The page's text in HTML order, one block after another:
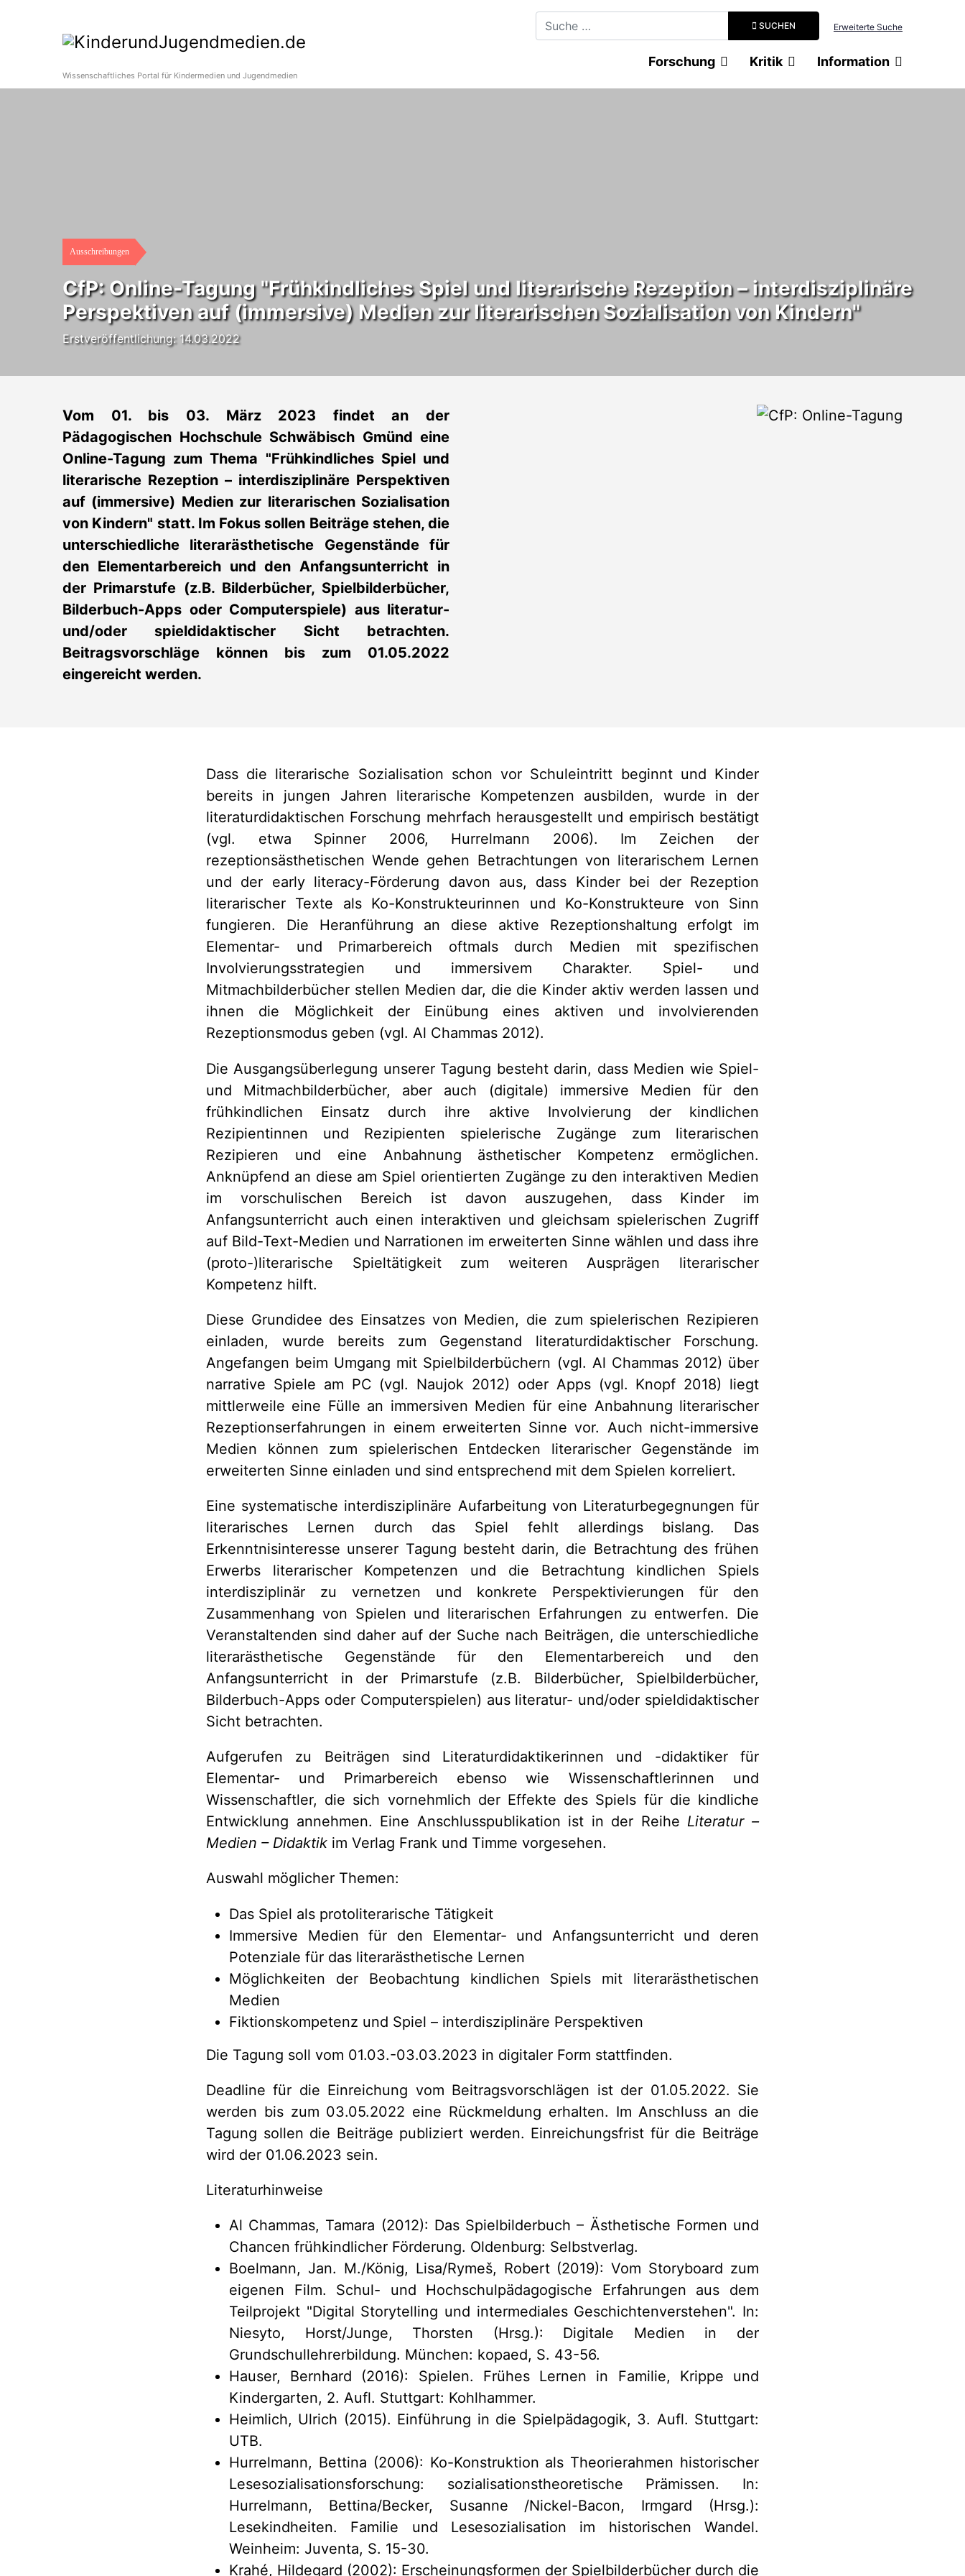
SUCHEN Erweiterte Suche
Wissenschaftliches Portal für Kindermedien und Jugendmedien
Forschung Kritik Information
Ausschreibungen
CfP: Online-Tagung "Frühkindliches Spiel und literarische Rezeption – interdisziplinäre
Perspektiven auf (immersive) Medien zur literarischen Sozialisation von Kindern"
Erstveröffentlichung: 14.03.2022
Vom 01. bis 03. März 2023 findet an der
Pädagogischen Hochschule Schwäbisch Gmünd eine
Online-Tagung zum Thema "Frühkindliches Spiel und
literarische Rezeption – interdisziplinäre Perspektiven
auf (immersive) Medien zur literarischen Sozialisation
von Kindern" statt. Im Fokus sollen Beiträge stehen, die
unterschiedliche literarästhetische Gegenstände für
den Elementarbereich und den Anfangsunterricht in
der Primarstufe (z.B. Bilderbücher, Spielbilderbücher,
Bilderbuch-Apps oder Computerspiele) aus literatur-
und/oder spieldidaktischer Sicht betrachten.
Beitragsvorschläge können bis zum 01.05.2022
eingereicht werden.
Dass die literarische Sozialisation schon vor Schuleintritt beginnt und Kinder
bereits in jungen Jahren literarische Kompetenzen ausbilden, wurde in der
literaturdidaktischen Forschung mehrfach herausgestellt und empirisch bestätigt
(vgl. etwa Spinner 2006, Hurrelmann 2006). Im Zeichen der
rezeptionsästhetischen Wende gehen Betrachtungen von literarischem Lernen
und der early literacy-Förderung davon aus, dass Kinder bei der Rezeption
literarischer Texte als Ko-Konstrukteurinnen und Ko-Konstrukteure von Sinn
fungieren. Die Heranführung an diese aktive Rezeptionshaltung erfolgt im
Elementar- und Primarbereich oftmals durch Medien mit spezifischen
Involvierungsstrategien und immersivem Charakter. Spiel- und
Mitmachbilderbücher stellen Medien dar, die die Kinder aktiv werden lassen und
ihnen die Möglichkeit der Einübung eines aktiven und involvierenden
Rezeptionsmodus geben (vgl. Al Chammas 2012).
Die Ausgangsüberlegung unserer Tagung besteht darin, dass Medien wie Spiel-
und Mitmachbilderbücher, aber auch (digitale) immersive Medien für den
frühkindlichen Einsatz durch ihre aktive Involvierung der kindlichen
Rezipientinnen und Rezipienten spielerische Zugänge zum literarischen
Rezipieren und eine Anbahnung ästhetischer Kompetenz ermöglichen.
Anknüpfend an diese am Spiel orientierten Zugänge zu den interaktiven Medien
im vorschulischen Bereich ist davon auszugehen, dass Kinder im
Anfangsunterricht auch einen interaktiven und gleichsam spielerischen Zugriff
auf Bild-Text-Medien und Narrationen im erweiterten Sinne wählen und dass ihre
(proto-)literarische Spieltätigkeit zum weiteren Ausprägen literarischer
Kompetenz hilft.
Diese Grundidee des Einsatzes von Medien, die zum spielerischen Rezipieren
einladen, wurde bereits zum Gegenstand literaturdidaktischer Forschung.
Angefangen beim Umgang mit Spielbilderbüchern (vgl. Al Chammas 2012) über
narrative Spiele am PC (vgl. Naujok 2012) oder Apps (vgl. Knopf 2018) liegt
mittlerweile eine Fülle an immersiven Medien für eine Anbahnung literarischer
Rezeptionserfahrungen in einem erweiterten Sinne vor. Auch nicht-immersive
Medien können zum spielerischen Entdecken literarischer Gegenstände im
erweiterten Sinne einladen und sind entsprechend mit dem Spielen korreliert.
Eine systematische interdisziplinäre Aufarbeitung von Literaturbegegnungen für
literarisches Lernen durch das Spiel fehlt allerdings bislang. Das
Erkenntnisinteresse unserer Tagung besteht darin, die Betrachtung des frühen
Erwerbs literarischer Kompetenzen und die Betrachtung kindlichen Spiels
interdisziplinär zu vernetzen und konkrete Perspektivierungen für den
Zusammenhang von Spielen und literarischen Erfahrungen zu entwerfen. Die
Veranstaltenden sind daher auf der Suche nach Beiträgen, die unterschiedliche
literarästhetische Gegenstände für den Elementarbereich und den
Anfangsunterricht in der Primarstufe (z.B. Bilderbücher, Spielbilderbücher,
Bilderbuch-Apps oder Computerspielen) aus literatur- und/oder spieldidaktischer
Sicht betrachten.
Aufgerufen zu Beiträgen sind Literaturdidaktikerinnen und -didaktiker für
Elementar- und Primarbereich ebenso wie Wissenschaftlerinnen und
Wissenschaftler, die sich vornehmlich der Effekte des Spiels für die kindliche
Entwicklung annehmen. Eine Anschlusspublikation ist in der Reihe Literatur –
Medien – Didaktik im Verlag Frank und Timme vorgesehen.
Auswahl möglicher Themen:
Das Spiel als protoliterarische Tätigkeit
Immersive Medien für den Elementar- und Anfangsunterricht und deren
Potenziale für das literarästhetische Lernen
Möglichkeiten der Beobachtung kindlichen Spiels mit literarästhetischen
Medien
Fiktionskompetenz und Spiel – interdisziplinäre Perspektiven
Die Tagung soll vom 01.03.-03.03.2023 in digitaler Form stattfinden.
Deadline für die Einreichung vom Beitragsvorschlägen ist der 01.05.2022. Sie
werden bis zum 03.05.2022 eine Rückmeldung erhalten. Im Anschluss an die
Tagung sollen die Beiträge publiziert werden. Einreichungsfrist für die Beiträge
wird der 01.06.2023 sein.
Literaturhinweise
Al Chammas, Tamara (2012): Das Spielbilderbuch – Ästhetische Formen und
Chancen frühkindlicher Förderung. Oldenburg: Selbstverlag.
Boelmann, Jan. M./König, Lisa/Rymeš, Robert (2019): Vom Storyboard zum
eigenen Film. Schul- und Hochschulpädagogische Erfahrungen aus dem
Teilprojekt "Digital Storytelling und intermediales Geschichtenverstehen". In:
Niesyto, Horst/Junge, Thorsten (Hrsg.): Digitale Medien in der
Grundschullehrerbildung. München: kopaed, S. 43-56.
Hauser, Bernhard (2016): Spielen. Frühes Lernen in Familie, Krippe und
Kindergarten, 2. Aufl. Stuttgart: Kohlhammer.
Heimlich, Ulrich (2015). Einführung in die Spielpädagogik, 3. Aufl. Stuttgart:
UTB.
Hurrelmann, Bettina (2006): Ko-Konstruktion als Theorierahmen historischer
Lesesozialisationsforschung: sozialisationstheoretische Prämissen. In:
Hurrelmann, Bettina/Becker, Susanne /Nickel-Bacon, Irmgard (Hrsg.):
Lesekindheiten. Familie und Lesesozialisation im historischen Wandel.
Weinheim: Juventa, S. 15-30.
Krahé, Hildegard (2002): Erscheinungsformen der Spielbilderbücher durch die